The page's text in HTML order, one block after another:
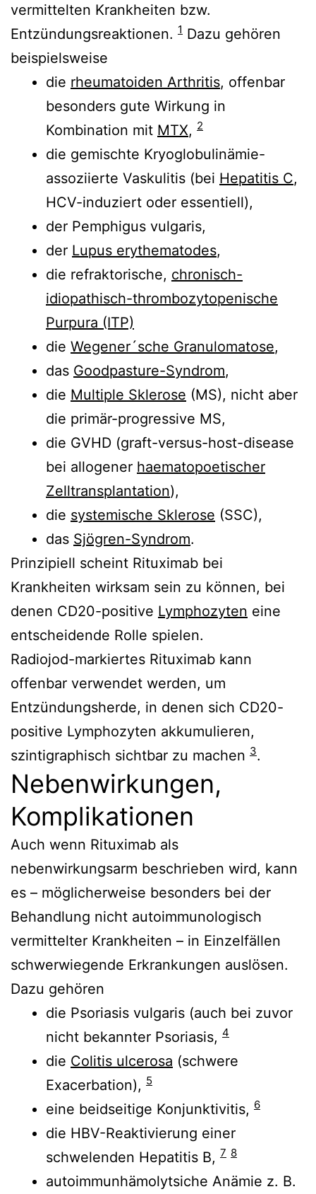
vermittelten Krankheiten bzw.
Entzündungsreaktionen. 1 Dazu gehören
beispielsweise
die rheumatoiden Arthritis, offenbar
besonders gute Wirkung in
Kombination mit MTX, 2
die gemischte Kryoglobulinämie-
assoziierte Vaskulitis (bei Hepatitis C,
HCV-induziert oder essentiell),
der Pemphigus vulgaris,
der Lupus erythematodes,
die refraktorische, chronisch-
idiopathisch-thrombozytopenische
Purpura (ITP)
die Wegener´sche Granulomatose,
das Goodpasture-Syndrom,
die Multiple Sklerose (MS), nicht aber
die primär-progressive MS,
die GVHD (graft-versus-host-disease
bei allogener haematopoetischer
Zelltransplantation),
die systemische Sklerose (SSC),
das Sjögren-Syndrom.
Prinzipiell scheint Rituximab bei
Krankheiten wirksam sein zu können, bei
denen CD20-positive Lymphozyten eine
entscheidende Rolle spielen.
Radiojod-markiertes Rituximab kann
offenbar verwendet werden, um
Entzündungsherde, in denen sich CD20-
positive Lymphozyten akkumulieren,
szintigraphisch sichtbar zu machen 3.
Nebenwirkungen,
Komplikationen
Auch wenn Rituximab als
nebenwirkungsarm beschrieben wird, kann
es – möglicherweise besonders bei der
Behandlung nicht autoimmunologisch
vermittelter Krankheiten – in Einzelfällen
schwerwiegende Erkrankungen auslösen.
Dazu gehören
die Psoriasis vulgaris (auch bei zuvor
nicht bekannter Psoriasis, 4
die Colitis ulcerosa (schwere
Exacerbation), 5
eine beidseitige Konjunktivitis, 6
die HBV-Reaktivierung einer
schwelenden Hepatitis B, 7 8
autoimmunhämolytsiche Anämie z. B.